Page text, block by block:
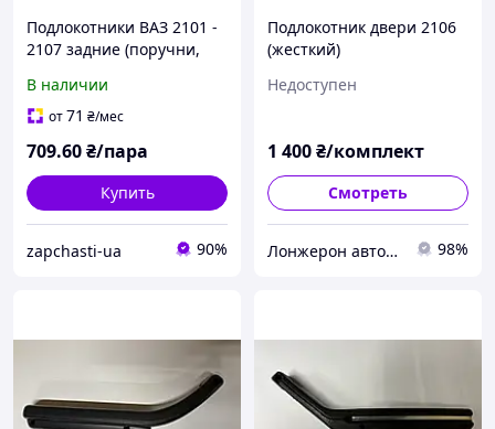
Подлокотники ВАЗ 2101 -
2107 задние (поручни,
ПИР 1331 ПД 67924
В наличии
от71 ₴/мес
709.60₴/пара
Купить
zapchasti-ua 90%
Подлокотник двери 2106
(жесткий)
Недоступен
1 400₴/комплект
Смотреть
Лонжерон автомагазин 98%